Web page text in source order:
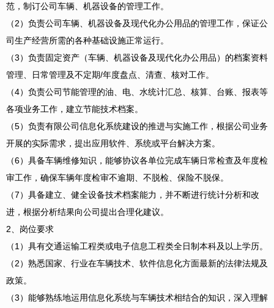
范，制订公司车辆、机器设备的管理工作。
（2）负责公司车辆、机器设备及现代化办公用品的管理工作，保证公
司生产经营所需的各种基础设施正常运行。
（3）负责固定资产（车辆、机器设备及现代化办公用品）的档案资料
管理、日常管理及不定期/年度盘点、清查、核对工作。
（4）负责公司节能管理的油、电、水统计汇总、核算、台账、报表等
各项业务工作，建立节能技术档案。
（5）负责有限公司信息化系统建设的推进与实施工作，根据公司业务
开展的实际需求，提出应用软件、系统或平台解决方案。
（6）具备车辆维修知识，能够协议各单位完成车辆日常检查及年度检
审工作，确保车辆年度检审不逾期、不脱检、保险不脱保。
（7）具备建立、健全设备技术档案能力，并不断进行统计分析和改
进，根据分析结果向公司提出合理化建议。
2、岗位要求
（1）具有交通运输工程类或电子信息工程类全日制本科及以上学历。
（2）熟悉国家、行业在车辆技术、软件信息化方面最新的法律法规及
政策。
（3）能够熟练地运用信息化系统与车辆技术相结合的知识，深入理解